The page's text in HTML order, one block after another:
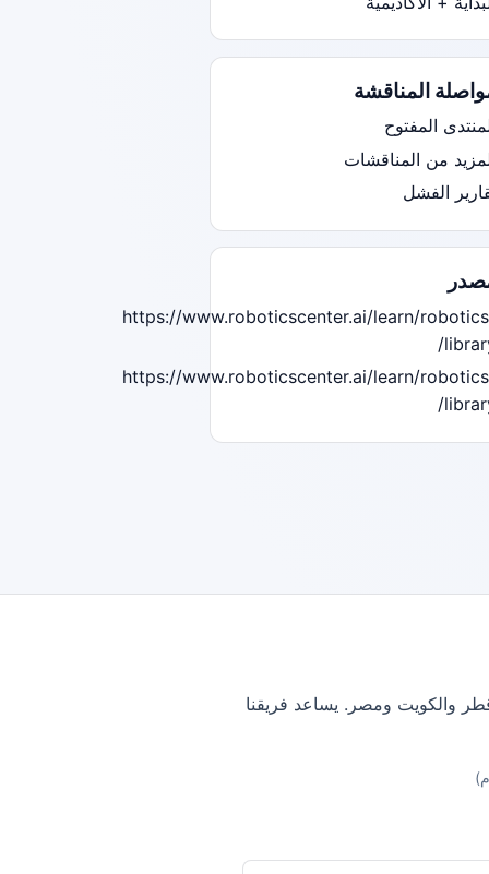
المناقشة
المفتوح
من المناقشات
الفشل
https://www.roboticscenter.ai/learn/
https://www.roboticscenter.ai/learn/
والكويت ومصر. يساعد فريقنا